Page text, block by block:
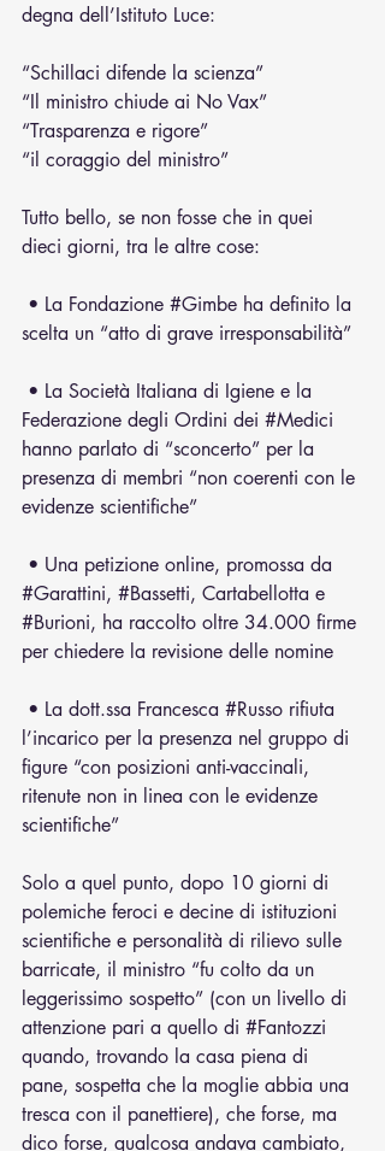
degna dell’Istituto Luce:
“Schillaci difende la scienza”
“Il ministro chiude ai No Vax”
“Trasparenza e rigore”
“il coraggio del ministro”
Tutto bello, se non fosse che in quei
dieci giorni, tra le altre cose:
• La Fondazione #Gimbe ha definito la
scelta un “atto di grave irresponsabilità”
Federazione degli Ordini dei #Medici
hanno parlato di “sconcerto” per la
presenza di membri “non coerenti con le
evidenze scientifiche”
• Una petizione online, promossa da
#Garattini, #Bassetti, Cartabellotta e
#Burioni, ha raccolto oltre 34.000 firme
per chiedere la revisione delle nomine
• La dott.ssa Francesca #Russo rifiuta
l’incarico per la presenza nel gruppo di
figure “con posizioni anti-vaccinali,
ritenute non in linea con le evidenze
scientifiche”
Solo a quel punto, dopo 10 giorni di
polemiche feroci e decine di istituzioni
scientifiche e personalità di rilievo sulle
barricate, il ministro “fu colto da un
leggerissimo sospetto” (con un livello di
attenzione pari a quello di #Fantozzi
quando, trovando la casa piena di
pane, sospetta che la moglie abbia una
tresca con il panettiere), che forse, ma
dico forse, qualcosa andava cambiato,